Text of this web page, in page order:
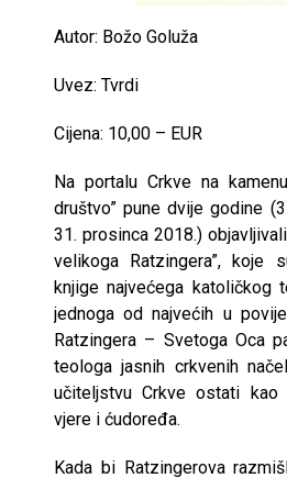
Autor: Božo Goluža
Uvez: Tvrdi
Cijena: 10,00 – EUR
Na portalu Crkve na
društvo” pune dvije godine
31. prosinca 2018.)
velikoga Ratzingera”, koje
knjige najvećega katoličkog
jednoga od najvećih u
Ratzingera – Svetoga Oca
teologa jasnih crkvenih
učiteljstvu Crkve ostati kao
vjere i ćudoređa.
Kada bi Ratzingerova